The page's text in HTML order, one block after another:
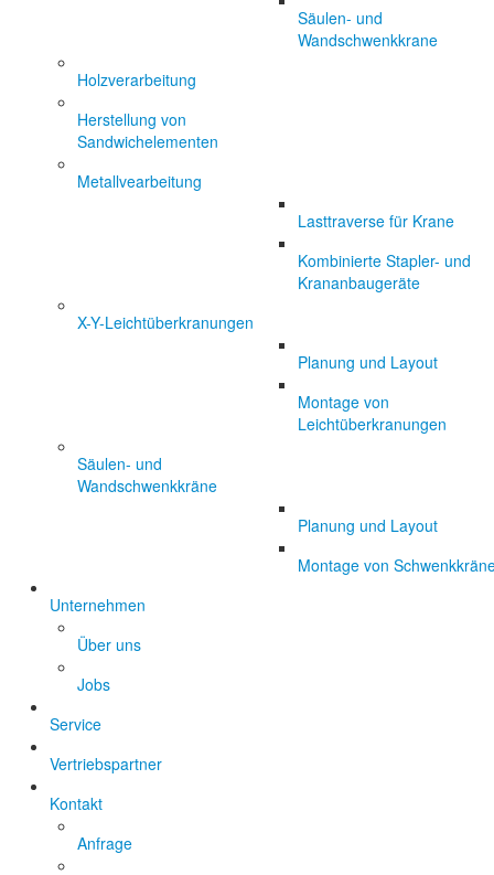
Säulen- und
Wandschwenkkrane
Holzverarbeitung
Herstellung von
Sandwichelementen
Metallvearbeitung
Lasttraverse für Krane
Kombinierte Stapler- und
Krananbaugeräte
X-Y-Leichtüberkranungen
Planung und Layout
Montage von
Leichtüberkranungen
Säulen- und
Wandschwenkkräne
Planung und Layout
Montage von
Unternehmen
Über uns
Jobs
Service
Vertriebspartner
Kontakt
Anfrage